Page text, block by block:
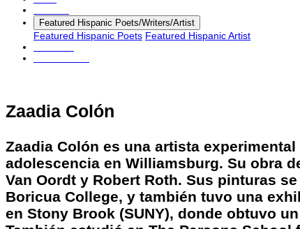
Featured Hispanic Poets/Writers/Artist
Featured Hispanic Poets Featured Hispanic Artist
Zaadia Colón
Zaadia Colón es una artista
adolescencia en Williamsburg. Su obra
Van Oordt y Robert Roth. Sus pinturas
Boricua College, y también tuvo una
en Stony Brook (SUNY), donde obtuvo